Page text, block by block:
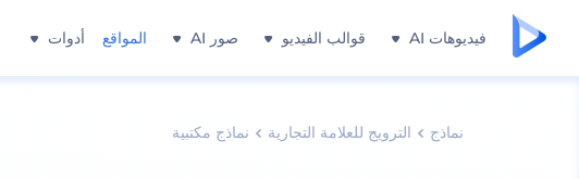
فيديوهات AI قوالب الفيديو صور AI المواقع أدوات
نماذج الترويج للعلامة التجارية نماذج مكتبية